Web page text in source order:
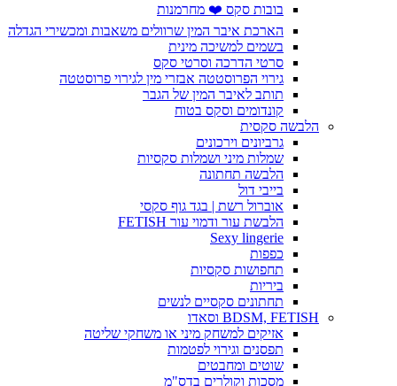
בובות סקס ❤️ מחרמנות
הארכת איבר המין שרוולים משאבות ומכשירי הגדלה
בשמים למשיכה מינית
סרטי הדרכה וסרטי סקס
גירוי הפרוסטטה אבזרי מין לגירוי פרוסטטה
תותב לאיבר המין של הגבר
קונדומים וסקס בטוח
הלבשה סקסית
גרביונים וירכונים
שמלות מיני ושמלות סקסיות
הלבשה תחתונה
בייבי דול
אוברול רשת | בגד גוף סקסי
הלבשת עור ודמוי עור FETISH
Sexy lingerie
כפפות
תחפושות סקסיות
ביריות
תחתונים סקסיים לנשים
BDSM, FETISH וסאדו
אזיקים למשחק מיני או משחקי שליטה
תפסנים וגירוי לפטמות
שוטים ומחבטים
מסכות וקולרים בדס"מ